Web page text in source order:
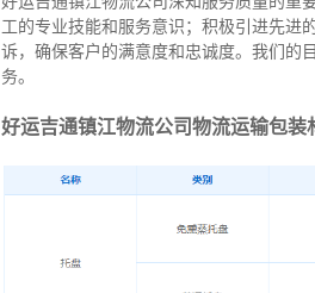
工的专业技能和服务意识；积极引进先进
诉，确保客户的满意度和忠诚度。我们的
务。
好运吉通镇江物流公司物流运输包装